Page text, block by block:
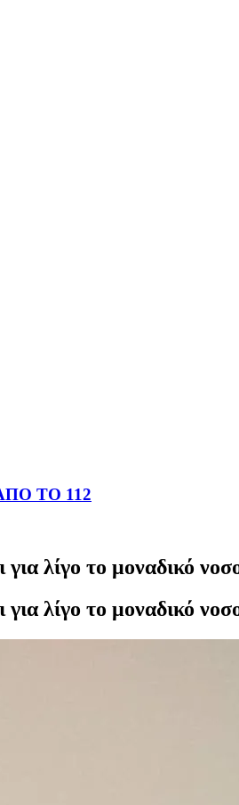
ΤΟ 112
για λίγο το μοναδικό
για λίγο το μοναδικό